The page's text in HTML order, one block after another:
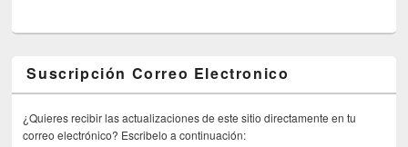
Suscripción Correo Electronico
¿Quieres recibir las actualizaciones de este sitio directamente en tu
correo electrónico? Escribelo a continuación: